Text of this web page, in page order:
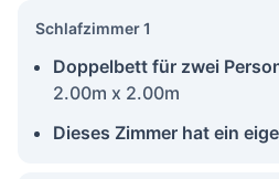
Schlafzimmer 1
Doppelbett für zwei
2.00m x 2.00m
Dieses Zimmer hat ein